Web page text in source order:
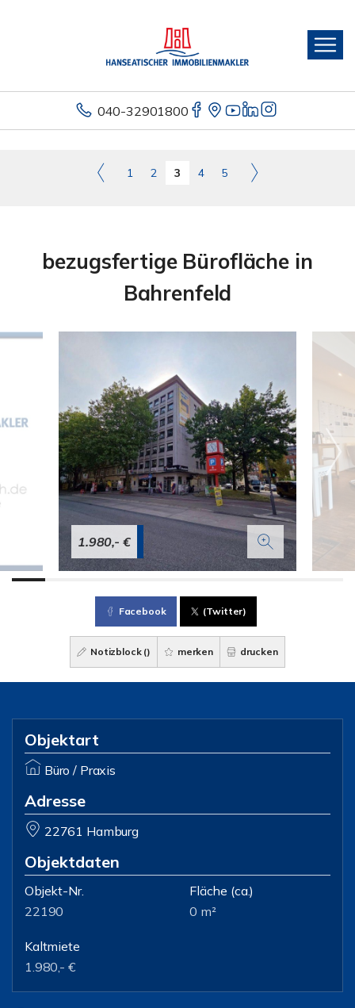
040-32901800
1 2 3 4 5
bezugsfertige Bürofläche in
Bahrenfeld
1.980,- €
Facebook (Twitter)
Notizblock () merken drucken
Objektart
Büro / Praxis
Adresse
22761 Hamburg
Objektdaten
Objekt-Nr.
22190
Fläche (ca.)
0 m²
Kaltmiete
1.980,- €